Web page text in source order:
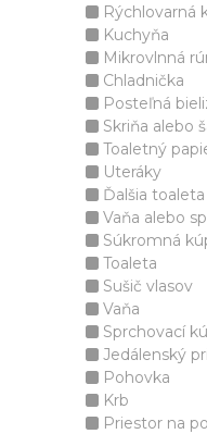
Rýchlovarná
Kuchyňa
Mikrovlnná
Chladnička
Posteľná
Skriňa alebo
Toaletný
Uteráky
Ďalšia toaleta
Vaňa alebo
Súkromná
Toaleta
Sušič vlasov
Vaňa
Sprchovací
Jedálenský
Pohovka
Krb
Priestor na